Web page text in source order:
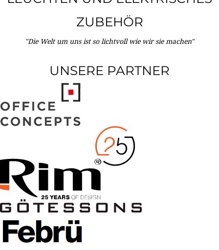
ZUBEHÖR
"Die Welt um uns ist so lichtvoll wie wir sie machen"
UNSERE PARTNER